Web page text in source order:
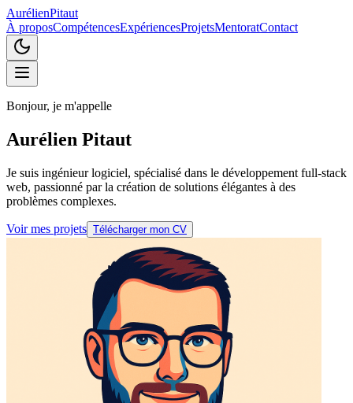
AurélienPitaut
À proposCompétencesExpériencesProjetsMentoratContact
Bonjour, je m'appelle
Aurélien Pitaut
Je suis ingénieur logiciel, spécialisé dans le développement full-stack
web, passionné par la création de solutions élégantes à des
problèmes complexes.
Voir mes projets Télécharger mon CV